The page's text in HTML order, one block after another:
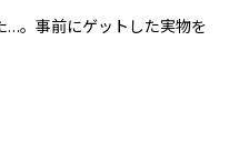
…。事前にゲットした実物を